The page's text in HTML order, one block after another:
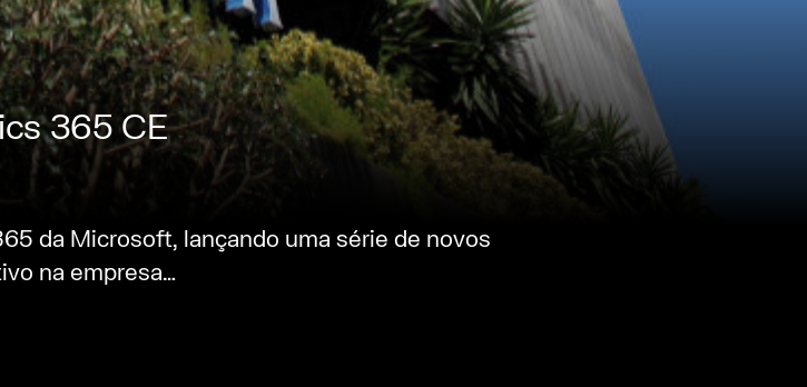
365 CE
da Microsoft, lançando uma série de novos
na empresa…